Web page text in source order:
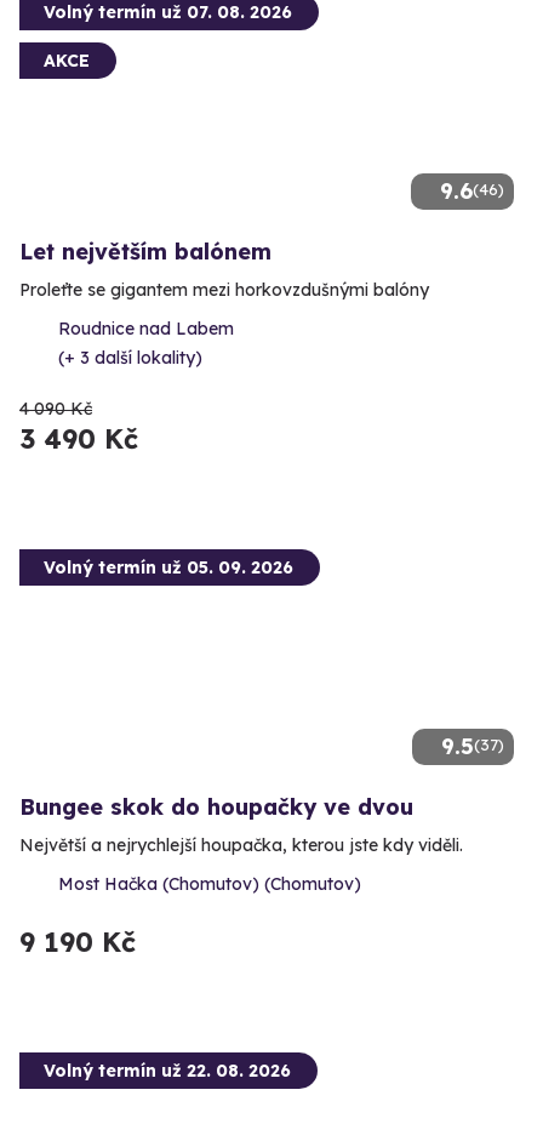
9.6(46)
Volný termín už 07. 08. 2026
AKCE
Let největším balónem
Proleťte se gigantem mezi horkovzdušnými balóny
Roudnice nad Labem
(+ 3 další lokality)
4 090 Kč
3 490 Kč
9.5(37)
Volný termín už 05. 09. 2026
Bungee skok do houpačky ve dvou
Největší a nejrychlejší houpačka, kterou jste kdy viděli.
Most Hačka (Chomutov) (Chomutov)
9 190 Kč
Volný termín už 22. 08. 2026